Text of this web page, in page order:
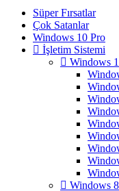
Süper Fırsatlar
Çok Satanlar
Windows 10 Pro
İşletim Sistemi
Windows
Windows